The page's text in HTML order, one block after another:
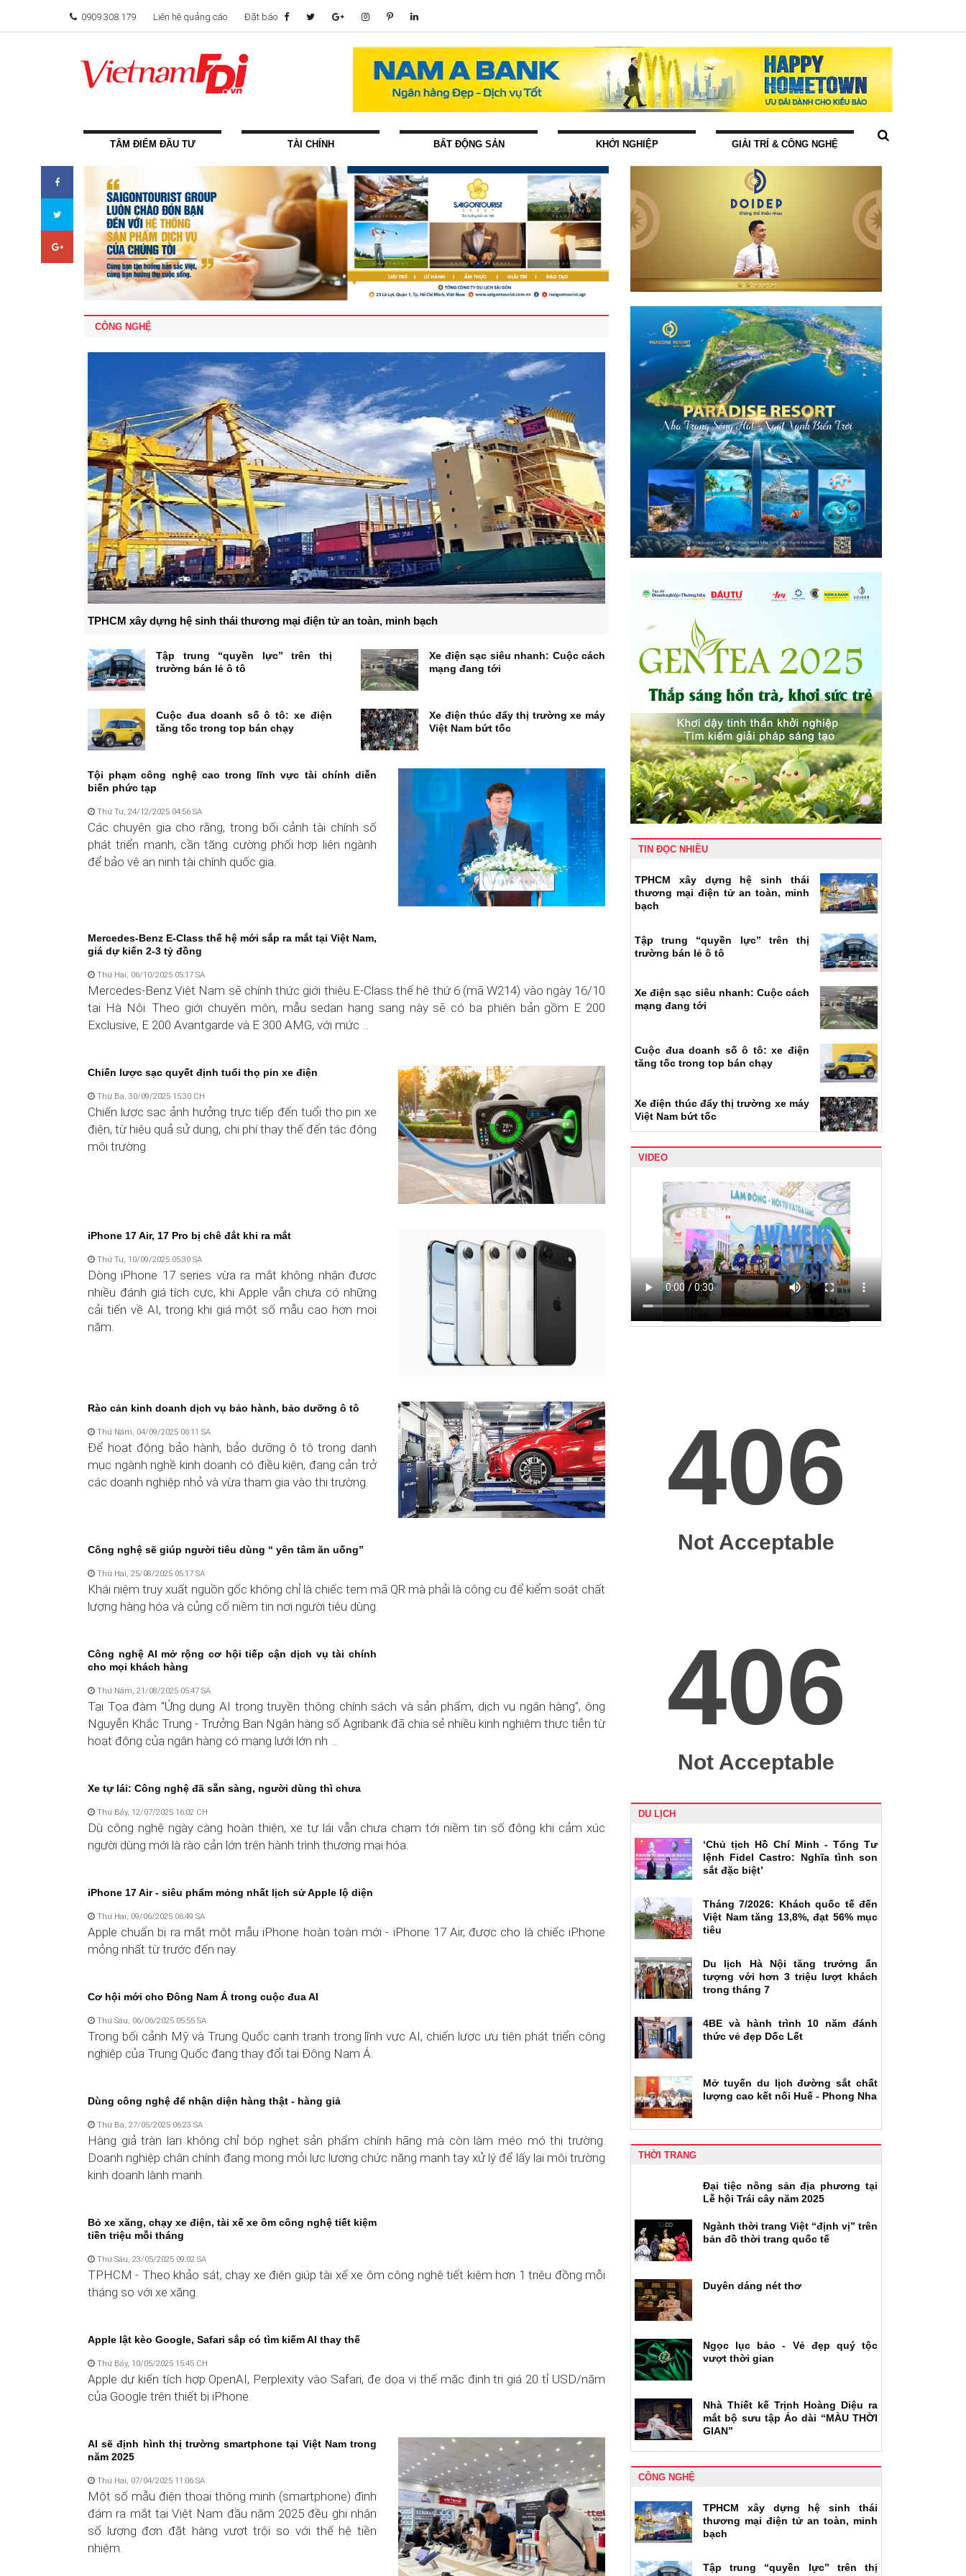
0909.308.179 Liên hệ quảng cáo Đặt báo
TÂM ĐIỂM ĐẦU TƯ TÀI CHÍNH BẤT ĐỘNG SẢN KHỞI NGHIỆP GIẢI TRÍ & CÔNG NGHỆ
CÔNG NGHỆ
TPHCM xây dựng hệ sinh thái thương mại điện tử an toàn, minh bạch
Tập trung “quyền lực” trên thị
trường bán lẻ ô tô
Xe điện sạc siêu nhanh: Cuộc cách
mạng đang tới
Cuộc đua doanh số ô tô: xe điện
tăng tốc trong top bán chạy
Xe điện thúc đẩy thị trường xe máy
Việt Nam bứt tốc
Tội phạm công nghệ cao trong lĩnh vực tài chính diễn
biến phức tạp
Thứ Tư, 24/12/2025 04:56 SA
Các chuyên gia cho rằng, trong bối cảnh tài chính số
phát triển mạnh, cần tăng cường phối hợp liên ngành
để bảo vệ an ninh tài chính quốc gia.
Mercedes-Benz E-Class thế hệ mới sắp ra mắt tại Việt Nam,
giá dự kiến 2-3 tỷ đồng
Thứ Hai, 06/10/2025 05:17 SA
Mercedes-Benz Việt Nam sẽ chính thức giới thiệu E-Class thế hệ thứ 6 (mã W214) vào ngày 16/10
tại Hà Nội. Theo giới chuyên môn, mẫu sedan hạng sang này sẽ có ba phiên bản gồm E 200
Exclusive, E 200 Avantgarde và E 300 AMG, với mức ...
Chiến lược sạc quyết định tuổi thọ pin xe điện
Thứ Ba, 30/09/2025 15:30 CH
Chiến lược sạc ảnh hưởng trực tiếp đến tuổi thọ pin xe
điện, từ hiệu quả sử dụng, chi phí thay thế đến tác động
môi trường.
iPhone 17 Air, 17 Pro bị chê đắt khi ra mắt
Thứ Tư, 10/09/2025 05:30 SA
Dòng iPhone 17 series vừa ra mắt không nhận được
nhiều đánh giá tích cực, khi Apple vẫn chưa có những
cải tiến về AI, trong khi giá một số mẫu cao hơn mọi
năm.
Rào cản kinh doanh dịch vụ bảo hành, bảo dưỡng ô tô
Thứ Năm, 04/09/2025 06:11 SA
Để hoạt động bảo hành, bảo dưỡng ô tô trong danh
mục ngành nghề kinh doanh có điều kiện, đang cản trở
các doanh nghiệp nhỏ và vừa tham gia vào thị trường.
Công nghệ sẽ giúp người tiêu dùng “ yên tâm ăn uống”
Thứ Hai, 25/08/2025 05:17 SA
Khái niệm truy xuất nguồn gốc không chỉ là chiếc tem mã QR mà phải là công cụ để kiểm soát chất
lượng hàng hóa và củng cố niềm tin nơi người tiêu dùng.
Công nghệ AI mở rộng cơ hội tiếp cận dịch vụ tài chính
cho mọi khách hàng
Thứ Năm, 21/08/2025 05:47 SA
Tại Tọa đàm “Ứng dụng AI trong truyền thông chính sách và sản phẩm, dịch vụ ngân hàng”, ông
Nguyễn Khắc Trung - Trưởng Ban Ngân hàng số Agribank đã chia sẻ nhiều kinh nghiệm thực tiễn từ
hoạt động của ngân hàng có mạng lưới lớn nh ...
Xe tự lái: Công nghệ đã sẵn sàng, người dùng thì chưa
Thứ Bảy, 12/07/2025 16:02 CH
Dù công nghệ ngày càng hoàn thiện, xe tự lái vẫn chưa chạm tới niềm tin số đông khi cảm xúc
người dùng mới là rào cản lớn trên hành trình thương mại hóa.
iPhone 17 Air - siêu phẩm mỏng nhất lịch sử Apple lộ diện
Thứ Hai, 09/06/2025 06:49 SA
Apple chuẩn bị ra mắt một mẫu iPhone hoàn toàn mới - iPhone 17 Air, được cho là chiếc iPhone
mỏng nhất từ trước đến nay.
Cơ hội mới cho Đông Nam Á trong cuộc đua AI
Thứ Sáu, 06/06/2025 05:55 SA
Trong bối cảnh Mỹ và Trung Quốc cạnh tranh trong lĩnh vực AI, chiến lược ưu tiên phát triển công
nghiệp của Trung Quốc đang thay đổi tại Đông Nam Á.
Dùng công nghệ để nhận diện hàng thật - hàng giả
Thứ Ba, 27/05/2025 06:23 SA
Hàng giả tràn lan không chỉ bóp nghẹt sản phẩm chính hãng mà còn làm méo mó thị trường.
Doanh nghiệp chân chính đang mong mỏi lực lượng chức năng mạnh tay xử lý để lấy lại môi trường
kinh doanh lành mạnh.
Bỏ xe xăng, chạy xe điện, tài xế xe ôm công nghệ tiết kiệm
tiền triệu mỗi tháng
Thứ Sáu, 23/05/2025 09:02 SA
TPHCM - Theo khảo sát, chạy xe điện giúp tài xế xe ôm công nghệ tiết kiệm hơn 1 triệu đồng mỗi
tháng so với xe xăng.
Apple lật kèo Google, Safari sắp có tìm kiếm AI thay thế
Thứ Bảy, 10/05/2025 15:45 CH
Apple dự kiến tích hợp OpenAI, Perplexity vào Safari, đe dọa vị thế mặc định trị giá 20 tỉ USD/năm
của Google trên thiết bị iPhone.
AI sẽ định hình thị trường smartphone tại Việt Nam trong
năm 2025
Thứ Hai, 07/04/2025 11:06 SA
Một số mẫu điện thoại thông minh (smartphone) đình
đám ra mắt tại Việt Nam đầu năm 2025 đều ghi nhận
số lượng đơn đặt hàng vượt trội so với thế hệ tiền
nhiệm.
TIN ĐỌC NHIỀU
TPHCM xây dựng hệ sinh thái
thương mại điện tử an toàn, minh
bạch
Tập trung “quyền lực” trên thị
trường bán lẻ ô tô
Xe điện sạc siêu nhanh: Cuộc cách
mạng đang tới
Cuộc đua doanh số ô tô: xe điện
tăng tốc trong top bán chạy
Xe điện thúc đẩy thị trường xe máy
Việt Nam bứt tốc
VIDEO
DU LỊCH
‘Chủ tịch Hồ Chí Minh - Tổng Tư
lệnh Fidel Castro: Nghĩa tình son
sắt đặc biệt’
Tháng 7/2026: Khách quốc tế đến
Việt Nam tăng 13,8%, đạt 56% mục
tiêu
Du lịch Hà Nội tăng trưởng ấn
tượng với hơn 3 triệu lượt khách
trong tháng 7
4BE và hành trình 10 năm đánh
thức vẻ đẹp Dốc Lết
Mở tuyến du lịch đường sắt chất
lượng cao kết nối Huế - Phong Nha
THỜI TRANG
Đại tiệc nông sản địa phương tại
Lễ hội Trái cây năm 2025
Ngành thời trang Việt “định vị” trên
bản đồ thời trang quốc tế
Duyên dáng nét thơ
Ngọc lục bảo - Vẻ đẹp quý tộc
vượt thời gian
Nhà Thiết kế Trịnh Hoàng Diệu ra
mắt bộ sưu tập Áo dài “MÀU THỜI
GIAN”
CÔNG NGHỆ
TPHCM xây dựng hệ sinh thái
thương mại điện tử an toàn, minh
bạch
Tập trung “quyền lực” trên thị